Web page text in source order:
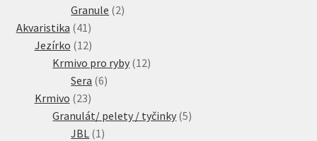
Granule 22
Akvaristika 41 41
produktů
Jezírko 1212
produktů
Krmivo pro ryby 1212
Sera 66
Krmivo 2323
produktů
Granulát/ pelety / tyčinky 55
JBL 1 1